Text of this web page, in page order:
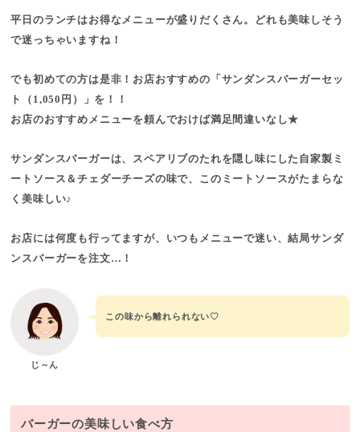
平日のランチはお得なメニューが盛りだくさん。どれも美味しそう
で迷っちゃいますね！
でも初めての方は是非！お店おすすめの「サンダンスバーガーセッ
ト（1,050円）」を！！
お店のおすすめメニューを頼んでおけば満足間違いなし★
サンダンスバーガーは、スペアリブのたれを隠し味にした自家製ミ
ートソース＆チェダーチーズの味で、このミートソースがたまらな
く美味しい♪
お店には何度も行ってますが、いつもメニューで迷い、結局サンダ
ンスバーガーを注文…！
じ～ん
この味から離れられない♡
バーガーの美味しい食べ方